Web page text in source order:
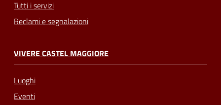
Tutti i servizi
Reclami e segnalazioni
VIVERE CASTEL MAGGIORE
Luoghi
Eventi